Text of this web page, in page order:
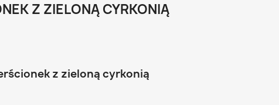
Z ZIELONĄ CYRKONIĄ
z zieloną cyrkonią